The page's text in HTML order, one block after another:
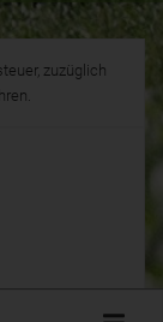
zuzüglich